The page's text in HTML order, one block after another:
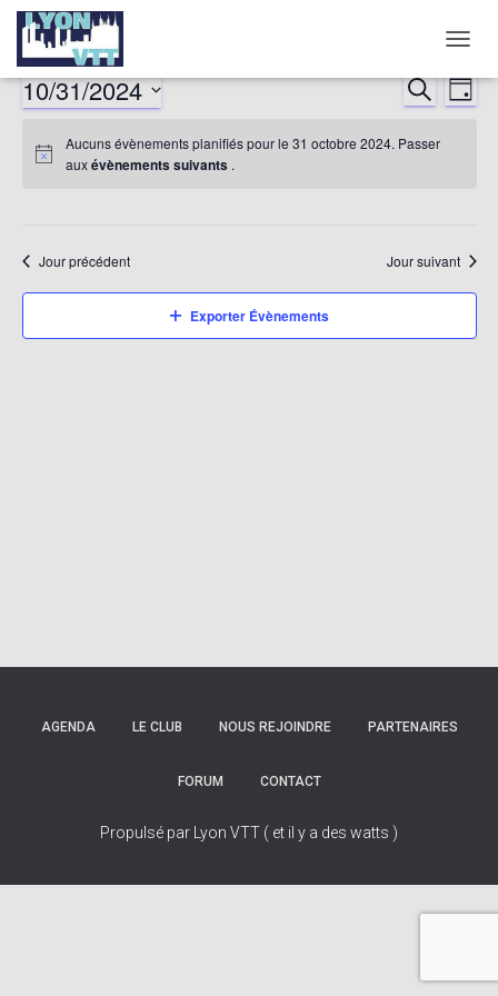
LA
et
de
vues
RECHERCHE
JOUR
10/31/2024
une
date.
Aucuns évènements planifiés pour le 31 octobre 2024. Passer
auxévènements suivants .
Jour précédent Jour suivant
Exporter Évènements
AGENDA LE CLUB NOUS REJOINDRE PARTENAIRES
FORUM CONTACT
Propulsé par Lyon VTT ( et il y a des watts )